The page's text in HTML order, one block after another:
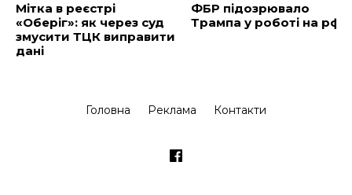
Мітка в реєстрі
«Оберіг»: як через суд
змусити ТЦК виправити
дані
ФБР підозрювало
Трампа у роботі на рф
Головна Реклама Контакти